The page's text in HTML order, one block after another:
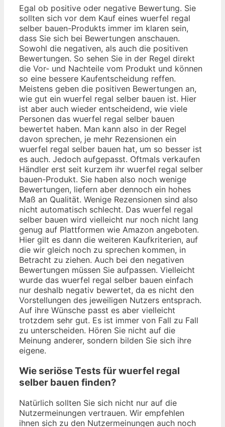
Egal ob positive oder negative Bewertung. Sie
sollten sich vor dem Kauf eines wuerfel regal
selber bauen-Produkts immer im klaren sein,
dass Sie sich bei Bewertungen anschauen.
Sowohl die negativen, als auch die positiven
Bewertungen. So sehen Sie in der Regel direkt
die Vor- und Nachteile vom Produkt und können
so eine bessere Kaufentscheidung reffen.
Meistens geben die positiven Bewertungen an,
wie gut ein wuerfel regal selber bauen ist. Hier
ist aber auch wieder entscheidend, wie viele
Personen das wuerfel regal selber bauen
bewertet haben. Man kann also in der Regel
davon sprechen, je mehr Rezensionen ein
wuerfel regal selber bauen hat, um so besser ist
es auch. Jedoch aufgepasst. Oftmals verkaufen
Händler erst seit kurzem ihr wuerfel regal selber
bauen-Produkt. Sie haben also noch wenige
Bewertungen, liefern aber dennoch ein hohes
Maß an Qualität. Wenige Rezensionen sind also
nicht automatisch schlecht. Das wuerfel regal
selber bauen wird vielleicht nur noch nicht lang
genug auf Plattformen wie Amazon angeboten.
Hier gilt es dann die weiteren Kaufkriterien, auf
die wir gleich noch zu sprechen kommen, in
Betracht zu ziehen. Auch bei den negativen
Bewertungen müssen Sie aufpassen. Vielleicht
wurde das wuerfel regal selber bauen einfach
nur deshalb negativ bewertet, da es nicht den
Vorstellungen des jeweiligen Nutzers entsprach.
Auf ihre Wünsche passt es aber vielleicht
trotzdem sehr gut. Es ist immer von Fall zu Fall
zu unterscheiden. Hören Sie nicht auf die
Meinung anderer, sondern bilden Sie sich ihre
eigene.
Wie seriöse Tests für wuerfel regal
selber bauen finden?
Natürlich sollten Sie sich nicht nur auf die
Nutzermeinungen vertrauen. Wir empfehlen
ihnen sich zu den Nutzermeinungen auch noch